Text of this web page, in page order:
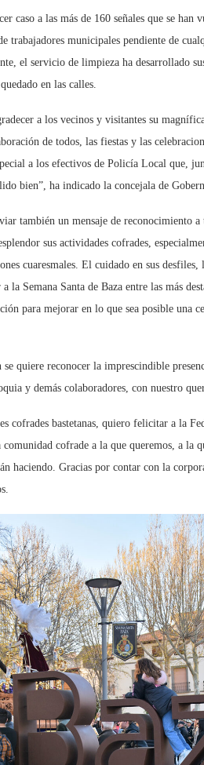
caso a las más de 160 señales que se
trabajadores municipales pendiente de
el servicio de limpieza ha desarrollado
en las calles.
a los vecinos y visitantes su
de todos, las fiestas y las
a los efectivos de Policía Local que,
bien”, ha indicado la concejala de
también un mensaje de reconocimiento
sus actividades cofrades,
cuaresmales. El cuidado en sus
la Semana Santa de Baza entre las más
para mejorar en lo que sea posible una
quiere reconocer la imprescindible
y demás colaboradores, con nuestro
cofrades bastetanas, quiero felicitar a la
cofrade a la que queremos, a la
haciendo. Gracias por contar con la